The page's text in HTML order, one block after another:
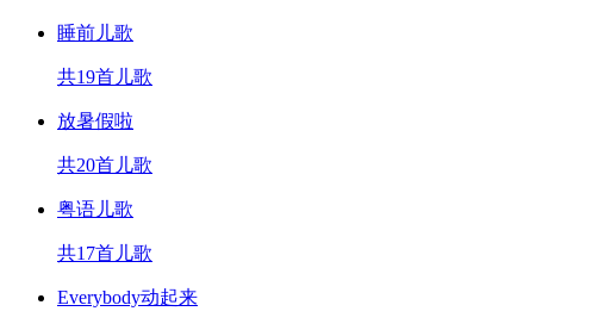
睡前儿歌
共19首儿歌
放暑假啦
共20首儿歌
粤语儿歌
共17首儿歌
Everybody动起来